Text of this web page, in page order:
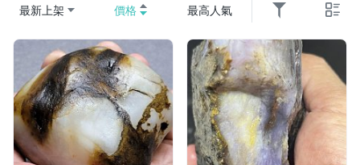
最新上架 價格 最高人氣